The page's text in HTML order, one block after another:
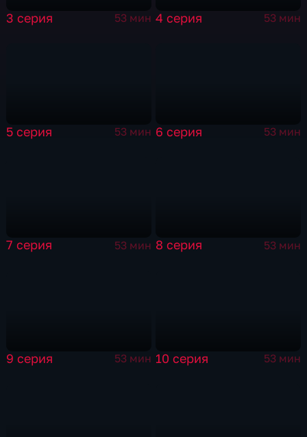
3 серия 53 мин 4 серия 53 мин
5 серия 53 мин 6 серия 53 мин
7 серия 53 мин 8 серия 53 мин
9 серия 53 мин 10 серия 53 мин